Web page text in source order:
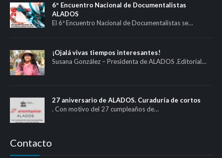
6º Encuentro Nacional de Documentalistas
ALADOS
El 6ª Encuentro Nacional de Documentalistas se…
¡Ojalá vivas tiempos interesantes!
Susana González – Presidenta de ALADOS .Editorial…
27 aniversario de ALADOS. Curaduría de cortos
. Con motivo del 27 cumpleaños de…
Contacto